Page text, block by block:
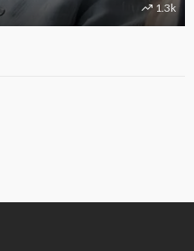
1.3k